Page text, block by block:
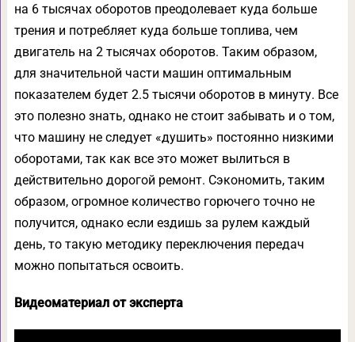
на 6 тысячах оборотов преодолевает куда больше
трения и потребляет куда больше топлива, чем
двигатель на 2 тысячах оборотов. Таким образом,
для значительной части машин оптимальным
показателем будет 2.5 тысячи оборотов в минуту. Все
это полезно знать, однако не стоит забывать и о том,
что машину не следует «душить» постоянно низкими
оборотами, так как все это может вылиться в
действительно дорогой ремонт. Сэкономить, таким
образом, огромное количество горючего точно не
получится, однако если ездишь за рулем каждый
день, то такую методику переключения передач
можно попытаться освоить.
Видеоматериал от эксперта